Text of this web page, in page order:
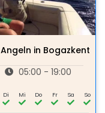
Angeln in Bogazkent
05:00 - 19:00
Di Mi Do Fr Sa So